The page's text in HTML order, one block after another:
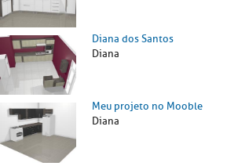
Diana dos Santos
Diana
Meu projeto no Mooble
Diana